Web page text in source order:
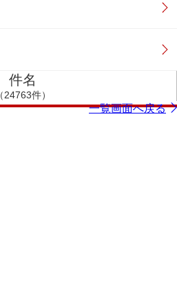
件名
（24763件）
一覧画面へ戻る